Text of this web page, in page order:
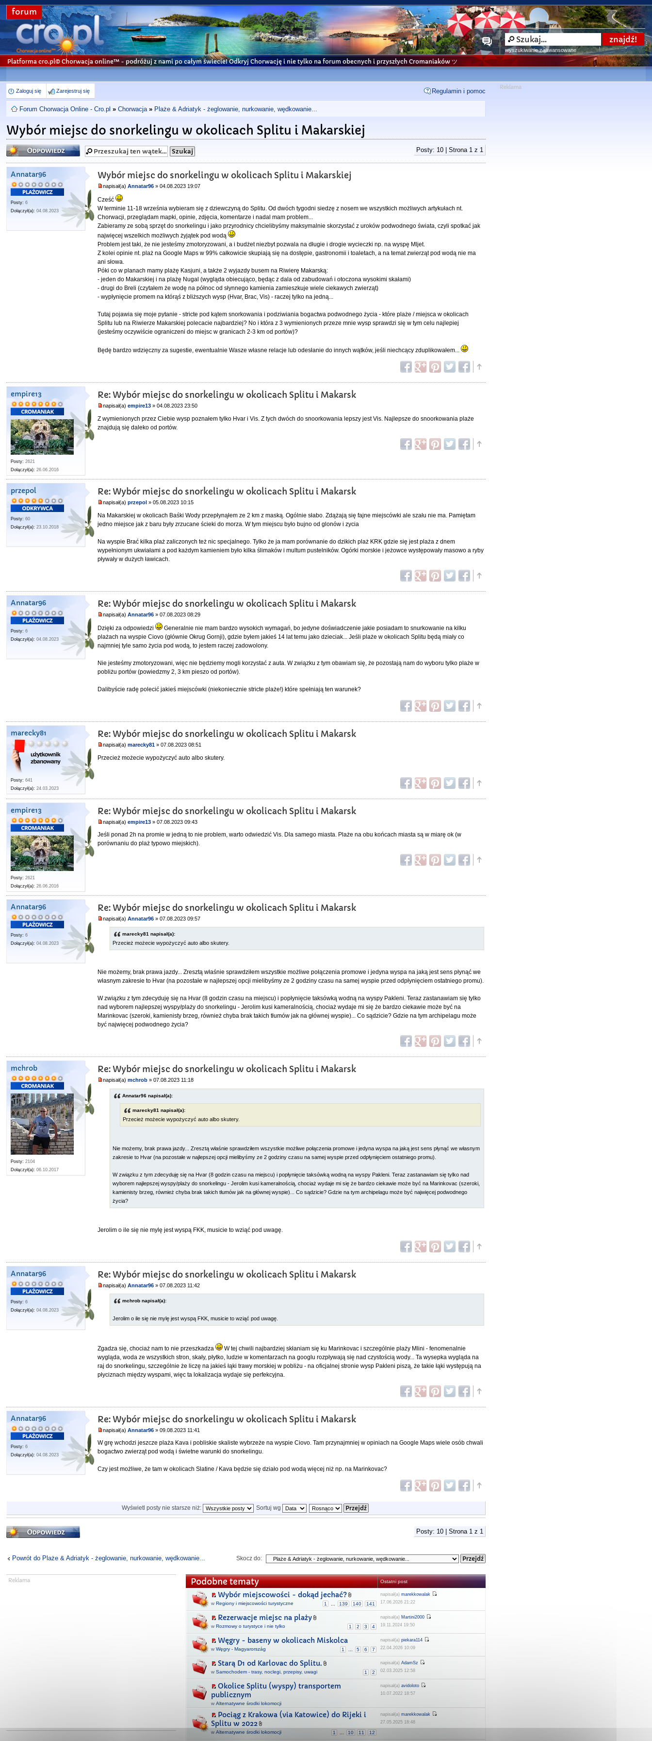
forum
wyszukiwanie zaawansowane
Platforma cro.pl© Chorwacja online™ - podróżuj z nami po całym świecie! Odkryj Chorwację i nie tylko na forum obecnych i przyszłych Cromaniaków ツ
Zaloguj się Zarejestruj się Regulamin i pomoc
Forum Chorwacja Online - Cro.pl » Chorwacja » Plaże & Adriatyk - żeglowanie, nurkowanie, wędkowanie...
Wybór miejsc do snorkelingu w okolicach Splitu i Makarskiej
Odpowiedz Posty: 10 | Strona 1z 1
Annatar96
Posty: 6
Dołączył(a): 04.08.2023
Wybór miejsc do snorkelingu w okolicach Splitu i Makarskiej
napisał(a)Annatar96 » 04.08.2023 19:07
Cześć
W terminie 11-18 września wybieram się z dziewczyną do Splitu. Od dwóch tygodni siedzę z nosem we wszystkich możliwych artykułach nt.
Chorwacji, przeglądam mapki, opinie, zdjęcia, komentarze i nadal mam problem...
Zabieramy ze sobą sprzęt do snorkelingu i jako przyrodnicy chcielibyśmy maksymalnie skorzystać z uroków podwodnego świata, czyli spotkać jak
najwięcej wszelkich możliwych żyjątek pod wodą
Problem jest taki, że nie jesteśmy zmotoryzowani, a i budżet niezbyt pozwala na długie i drogie wycieczki np. na wyspę Mljet.
Z kolei opinie nt. plaż na Google Maps w 99% całkowicie skupiają się na dostępie, gastronomii i toaletach, a na temat zwierząt pod wodą nie ma
ani słowa.
Póki co w planach mamy plażę Kasjuni, a także 2 wyjazdy busem na Riwierę Makarską:
- jeden do Makarskiej i na plażę Nugal (wygląda obiecująco, będąc z dala od zabudowań i otoczona wysokimi skałami)
- drugi do Breli (czytałem że wodę na północ od słynnego kamienia zamieszkuje wiele ciekawych zwierząt)
- wypłynięcie promem na którąś z bliższych wysp (Hvar, Brac, Vis) - raczej tylko na jedną...
Tutaj pojawia się moje pytanie - stricte pod kątem snorkowania i podziwiania bogactwa podwodnego życia - które plaże / miejsca w okolicach
Splitu lub na Riwierze Makarskiej polecacie najbardziej? No i która z 3 wymienionych przeze mnie wysp sprawdzi się w tym celu najlepiej
(jesteśmy oczywiście ograniczeni do miejsc w granicach 2-3 km od portów)?
Będę bardzo wdzięczny za sugestie, ewentualnie Wasze własne relacje lub odesłanie do innych wątków, jeśli niechcący zduplikowałem...
empire13
Posty: 2621
Dołączył(a): 26.06.2016
Re: Wybór miejsc do snorkelingu w okolicach Splitu i Makarsk
napisał(a)empire13 » 04.08.2023 23:50
Z wymienionych przez Ciebie wysp poznałem tylko Hvar i Vis. Z tych dwóch do snoorkowania lepszy jest Vis. Najlepsze do snoorkowania plaże
znajdują się daleko od portów.
przepol
Posty: 60
Dołączył(a): 23.10.2018
Re: Wybór miejsc do snorkelingu w okolicach Splitu i Makarsk
napisał(a)przepol » 05.08.2023 10:15
Na Makarskiej w okolicach Baśki Wody przepłynąłem ze 2 km z maską. Ogólnie słabo. Zdążają się fajne miejscówki ale szału nie ma. Pamiętam
jedno miejsce jak z baru były zrzucane ścieki do morza. W tym miejscu było bujno od glonów i zycia
Na wyspie Brać kilka plaż zaliczonych też nic specjalnego. Tylko że ja mam porównanie do dzikich plaż KRK gdzie się jest plaża z dnem
wypełnionym ukwiałami a pod każdym kamieniem było kilka ślimaków i multum pustelników. Ogórki morskie i jeżowce występowały masowo a ryby
pływały w dużych ławicach.
Annatar96
Posty: 6
Dołączył(a): 04.08.2023
Re: Wybór miejsc do snorkelingu w okolicach Splitu i Makarsk
napisał(a)Annatar96 » 07.08.2023 08:29
Dzięki za odpowiedzi
Generalnie nie mam bardzo wysokich wymagań, bo jedyne doświadczenie jakie posiadam to snurkowanie na kilku
plażach na wyspie Ciovo (głównie Okrug Gornji), gdzie byłem jakieś 14 lat temu jako dzieciak... Jeśli plaże w okolicach Splitu będą miały co
najmniej tyle samo życia pod wodą, to jestem raczej zadowolony.
Nie jesteśmy zmotoryzowani, więc nie będziemy mogli korzystać z auta. W związku z tym obawiam się, że pozostają nam do wyboru tylko plaże w
pobliżu portów (powiedzmy 2, 3 km pieszo od portów).
Dalibyście radę polecić jakieś miejscówki (niekoniecznie stricte plaże!) które spełniają ten warunek?
marecky81
Posty: 641
Dołączył(a): 24.03.2023
Re: Wybór miejsc do snorkelingu w okolicach Splitu i Makarsk
napisał(a)marecky81 » 07.08.2023 08:51
Przecież możecie wypożyczyć auto albo skutery.
empire13
Posty: 2621
Dołączył(a): 26.06.2016
Re: Wybór miejsc do snorkelingu w okolicach Splitu i Makarsk
napisał(a)empire13 » 07.08.2023 09:43
Jeśli ponad 2h na promie w jedną to nie problem, warto odwiedzić Vis. Dla samego miasta. Plaże na obu końcach miasta są w miarę ok (w
porównaniu do plaż typowo miejskich).
Annatar96
Posty: 6
Dołączył(a): 04.08.2023
Re: Wybór miejsc do snorkelingu w okolicach Splitu i Makarsk
napisał(a)Annatar96 » 07.08.2023 09:57
marecky81 napisał(a):
Przecież możecie wypożyczyć auto albo skutery.
Nie możemy, brak prawa jazdy... Zresztą właśnie sprawdziłem wszystkie możliwe połączenia promowe i jedyna wyspa na jaką jest sens płynąć we
własnym zakresie to Hvar (na pozostałe w najlepszej opcji mielibyśmy ze 2 godziny czasu na samej wyspie przed odpłynięciem ostatniego promu).
W związku z tym zdecyduję się na Hvar (8 godzin czasu na miejscu) i popłynięcie taksówką wodną na wyspy Pakleni. Teraz zastanawiam się tylko
nad wyborem najlepszej wyspy/plaży do snorkelingu - Jerolim kusi kameralnością, chociaż wydaje mi się że bardzo ciekawie może być na
Marinkovac (szeroki, kamienisty brzeg, również chyba brak takich tłumów jak na głównej wyspie)... Co sądzicie? Gdzie na tym archipelagu może
być najwięcej podwodnego życia?
mchrob
Posty: 2104
Dołączył(a): 06.10.2017
Re: Wybór miejsc do snorkelingu w okolicach Splitu i Makarsk
napisał(a)mchrob » 07.08.2023 11:18
Annatar96 napisał(a):
marecky81 napisał(a):
Przecież możecie wypożyczyć auto albo skutery.
Nie możemy, brak prawa jazdy... Zresztą właśnie sprawdziłem wszystkie możliwe połączenia promowe i jedyna wyspa na jaką jest sens płynąć we własnym
zakresie to Hvar (na pozostałe w najlepszej opcji mielibyśmy ze 2 godziny czasu na samej wyspie przed odpłynięciem ostatniego promu).
W związku z tym zdecyduję się na Hvar (8 godzin czasu na miejscu) i popłynięcie taksówką wodną na wyspy Pakleni. Teraz zastanawiam się tylko nad
wyborem najlepszej wyspy/plaży do snorkelingu - Jerolim kusi kameralnością, chociaż wydaje mi się że bardzo ciekawie może być na Marinkovac (szeroki,
kamienisty brzeg, również chyba brak takich tłumów jak na głównej wyspie)... Co sądzicie? Gdzie na tym archipelagu może być najwięcej podwodnego
życia?
Jerolim o ile się nie mylę jest wyspą FKK, musicie to wziąć pod uwagę.
Annatar96
Posty: 6
Dołączył(a): 04.08.2023
Re: Wybór miejsc do snorkelingu w okolicach Splitu i Makarsk
napisał(a)Annatar96 » 07.08.2023 11:42
mchrob napisał(a):
Jerolim o ile się nie mylę jest wyspą FKK, musicie to wziąć pod uwagę.
Zgadza się, chociaż nam to nie przeszkadza
W tej chwili najbardziej skłaniam się ku Marinkovac i szczególnie plaży Mlini - fenomenalnie
wygląda, woda ze wszystkich stron, skały, płytko, ludzie w komentarzach na googlu rozpływają się nad czystością wody... Ta wysepka wygląda na
raj do snorkelingu, szczególnie że liczę na jakieś łąki trawy morskiej w pobliżu - na oficjalnej stronie wysp Pakleni piszą, że takie łąki występują na
płyciznach między wyspami, więc ta lokalizacja wydaje się perfekcyjna.
Annatar96
Posty: 6
Dołączył(a): 04.08.2023
Re: Wybór miejsc do snorkelingu w okolicach Splitu i Makarsk
napisał(a)Annatar96 » 09.08.2023 11:41
W grę wchodzi jeszcze plaża Kava i pobliskie skaliste wybrzeże na wyspie Ciovo. Tam przynajmniej w opiniach na Google Maps wiele osób chwali
bogactwo zwierząt pod wodą i świetne warunki do snorkelingu.
Czy jest możliwe, że tam w okolicach Slatine / Kava będzie się działo pod wodą więcej niż np. na Marinkovac?
Wyświetl posty nie starsze niż: Sortuj wg
Odpowiedz Posty: 10 | Strona 1z 1
Powrót do Plaże & Adriatyk - żeglowanie, nurkowanie, wędkowanie... Skocz do:
Podobne tematy Ostatni post
Wybór miejscowości - dokąd jechać?
1 ... 139 140 141
wRegiony i miejscowości turystyczne
napisał(a)marekkowalak
17.06.2026 21:22
Rezerwacje miejsc na plaży
1 2 3 4
wRozmowy o turystyce i nie tylko
napisał(a) Martini2000
19.11.2024 19:50
Węgry - baseny w okolicach Miskolca
1 ... 5 6 7
wWęgry - Magyarország
napisał(a)piekara114
22.04.2026 10:09
Starą D1 od Karlovac do Splitu.
1 2
wSamochodem - trasy, noclegi, przepisy, uwagi
napisał(a)AdamSz
02.03.2025 12:58
Okolice Splitu (wyspy) transportem
publicznym
wAlternatywne środki lokomocji
napisał(a)avidoloto
10.07.2022 18:57
Pociąg z Krakowa (via Katowice) do Rijeki i
Splitu w 2022
1 ... 10 11 12
wAlternatywne środki lokomocji
napisał(a)marekkowalak
27.05.2025 18:48